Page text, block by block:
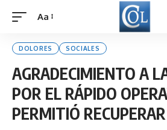
Font
Aa
DOLORES SOCIALES
AGRADECIMIENTO A
POR EL RÁPIDO
PERMITIÓ